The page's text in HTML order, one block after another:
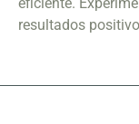
resultados